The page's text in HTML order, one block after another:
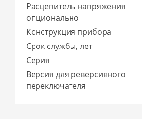
Расцепитель напряжения
опционально
Конструкция прибора
Срок службы, лет
Серия
Версия для реверсивного
переключателя